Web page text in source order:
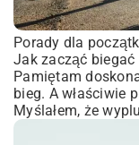
Porady dla
Jak zacząć biegać
Pamiętam
bieg. A właściwie
Myślałem, że